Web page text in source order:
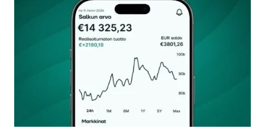
Kommentti*
Nimesi tai nimimerkkisi
Sähköpostiosoitteesi